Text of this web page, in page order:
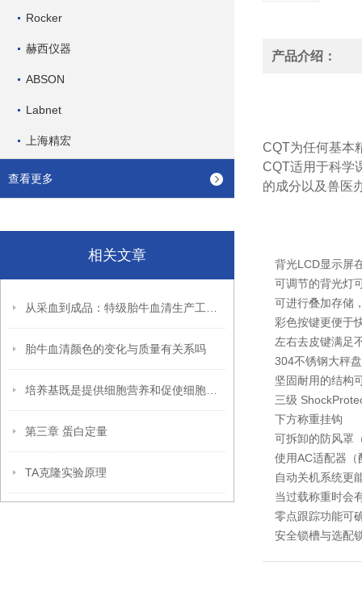
Rocker
赫西仪器
ABSON
Labnet
上海精宏
查看更多
相关文章
胎牛血清颜色的变化与质量有关系吗
第三章 蛋白定量
TA克隆实验原理
产品介绍：
CQT为任何基本
CQT适用于科学
的成分以及兽医
背光LCD显示屏
可调节的背光灯
可进行叠加存储
彩色按键更便于
左右去皮键满足
304不锈钢大秤
坚固耐用的结构
三级
下方称重挂钩
可拆卸的防风罩
使用AC适配器
自动关机系统更
当过载称重时会
零点跟踪功能可
安全锁槽与选配